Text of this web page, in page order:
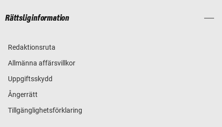
Rättslig information
Redaktionsruta
Allmänna affärsvillkor
Uppgiftsskydd
Ångerrätt
Tillgänglighetsförklaring